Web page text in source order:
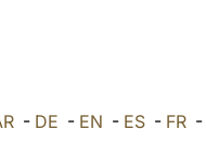
- DE - EN - ES - FR -